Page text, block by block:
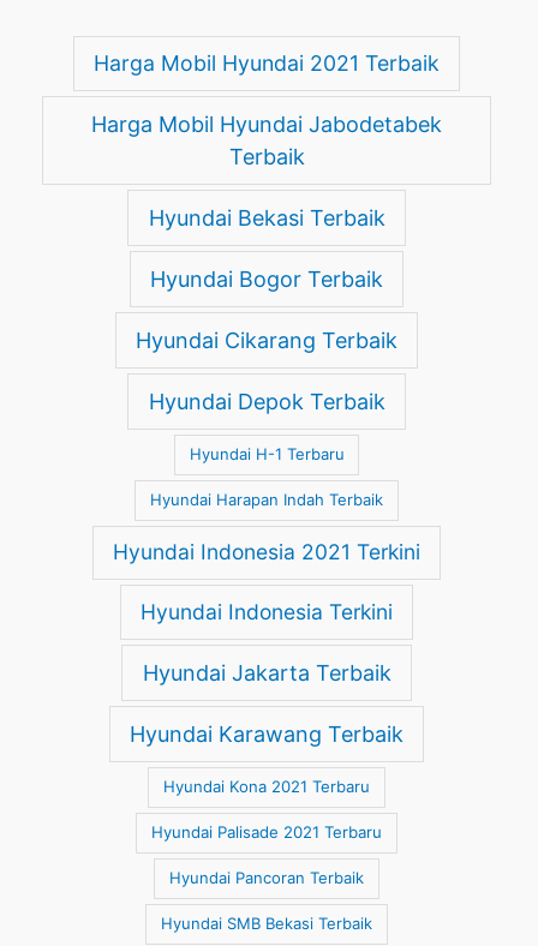
Harga Mobil Hyundai 2021 Terbaik
Harga Mobil Hyundai Jabodetabek
Terbaik
Hyundai Bekasi Terbaik
Hyundai Bogor Terbaik
Hyundai Cikarang Terbaik
Hyundai Depok Terbaik
Hyundai H-1 Terbaru
Hyundai Harapan Indah Terbaik
Hyundai Indonesia 2021 Terkini
Hyundai Indonesia Terkini
Hyundai Jakarta Terbaik
Hyundai Karawang Terbaik
Hyundai Kona 2021 Terbaru
Hyundai Palisade 2021 Terbaru
Hyundai Pancoran Terbaik
Hyundai SMB Bekasi Terbaik